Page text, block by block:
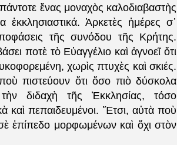
ἕνας μοναχὸς καλοδιαβαστὴς
ἐκκλησιαστικά. Ἀρκετὲς ἡμέρες σ᾽
τῆς συνόδου τῆς Κρήτης.
ποτὲ τὸ Εὐαγγέλιο καὶ ἀγνοεῖ ὅτι
χωρὶς πτυχὲς καὶ σκιές.
πιστεύουν ὅτι ὅσο πιὸ δύσκολα
διδαχὴ τῆς Ἐκκλησίας, τόσο
καὶ πεπαιδευμένοι. Ἔτσι, αὐτὰ ποὺ
ἐπίπεδο μορφωμένων καὶ ὄχι στὸν